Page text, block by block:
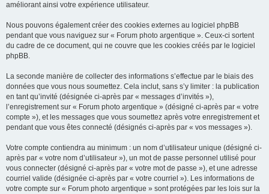
améliorant ainsi votre expérience utilisateur.
Nous pouvons également créer des cookies externes au logiciel phpBB
pendant que vous naviguez sur « Forum photo argentique ». Ceux-ci sortent
du cadre de ce document, qui ne couvre que les cookies créés par le logiciel
phpBB.
La seconde manière de collecter des informations s’effectue par le biais des
données que vous nous soumettez. Cela inclut, sans s’y limiter : la publication
en tant qu’invité (désignée ci-après par « messages d’invités »),
l’enregistrement sur « Forum photo argentique » (désigné ci-après par « votre
compte »), et les messages que vous soumettez après votre enregistrement et
pendant que vous êtes connecté (désignés ci-après par « vos messages »).
Votre compte contiendra au minimum : un nom d’utilisateur unique (désigné ci-
après par « votre nom d’utilisateur »), un mot de passe personnel utilisé pour
vous connecter (désigné ci-après par « votre mot de passe »), et une adresse
courriel valide (désignée ci-après par « votre courriel »). Les informations de
votre compte sur « Forum photo argentique » sont protégées par les lois sur la